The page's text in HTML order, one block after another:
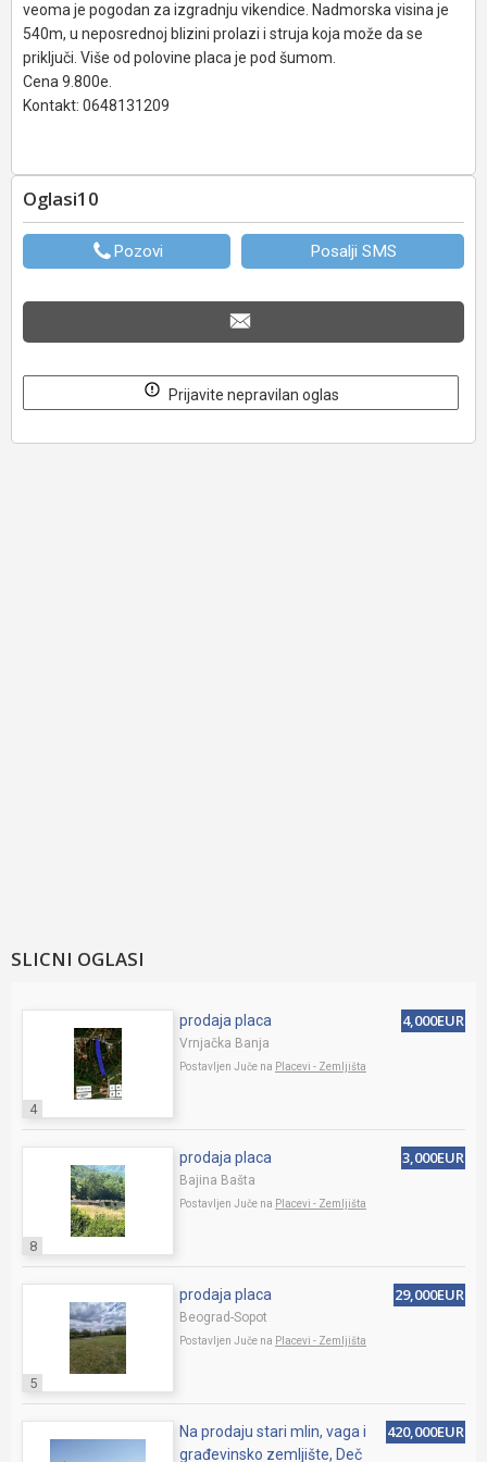
veoma je pogodan za izgradnju vikendice. Nadmorska visina je
540m, u neposrednoj blizini prolazi i struja koja može da se
priključi. Više od polovine placa je pod šumom.
Cena 9.800e.
Kontakt: 0648131209
Oglasi10
Pozovi Posalji SMS
Prijavite nepravilan oglas
SLICNI OGLASI
4
prodaja placa
Vrnjačka Banja
Postavljen Juče na Placevi - Zemljišta
4,000EUR
8
prodaja placa
Bajina Bašta
Postavljen Juče na Placevi - Zemljišta
3,000EUR
5
prodaja placa
Beograd-Sopot
Postavljen Juče na Placevi - Zemljišta
29,000EUR
Na prodaju stari mlin, vaga i
građevinsko zemljište, Deč
420,000EUR